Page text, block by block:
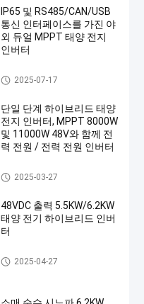
IP65 및 RS485/CAN/USB
통신 인터페이스를 가진 야
외 듀얼 MPPT 태양 전지
인버터
오프 그리드 하이브리드 태양
인버터
2025-07-17
단일 단계 하이브리드 태양
전지 인버터, MPPT 8000W
및 11000W 48V와 함께 전
력 전원 / 전력 전원 인버터
오프 그리드 하이브리드 태양
인버터
2025-03-27
48VDC 출력 5.5KW/6.2KW
태양 전기 하이브리드 인버
터
오프 그리드 하이브리드 태양
인버터
2025-04-27